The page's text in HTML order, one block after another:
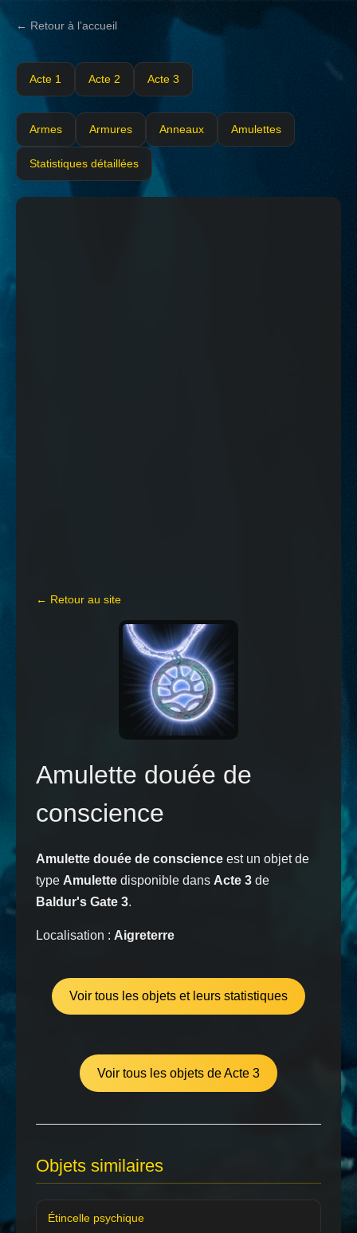
← Retour à l’accueil
Acte 1 Acte 2 Acte 3
Armes Armures Anneaux Amulettes
Statistiques détaillées
← Retour au site
Amulette douée de
conscience
Amulette douée de conscience est un objet de
type Amulette disponible dans Acte 3 de
Baldur's Gate 3.
Localisation : Aigreterre
Voir tous les objets et leurs statistiques
Voir tous les objets de Acte 3
Objets similaires
Étincelle psychique